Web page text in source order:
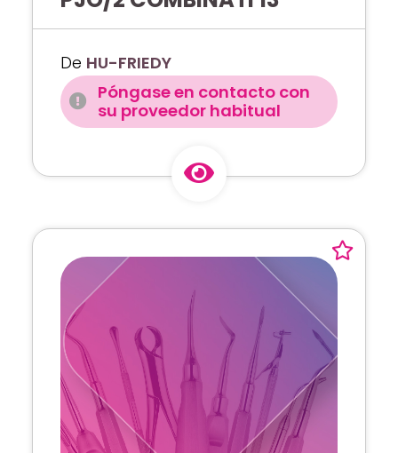
De HU-FRIEDY
Póngase en contacto con
su proveedor habitual